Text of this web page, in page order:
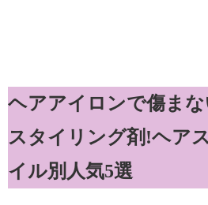
ヘアアイロンで傷ま
スタイリング剤!ヘア
イル別人気5選